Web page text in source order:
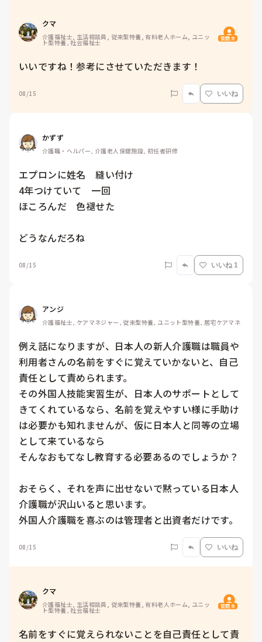
クマ
介護福祉士, 生活相談員, 従来型特養, 有料老人ホーム, ユニッ
ト型特養, 社会福祉士 質問主
いいですね！参考にさせていただきます！
08/15 いいね
かずず
介護職・ヘルパー, 介護老人保健施設, 初任者研修
エプロンに姓名　縫い付け
4年つけていて　一回
ほころんだ　色褪せた
どうなんだろね
08/15 いいね 1
アンジ
介護福祉士, ケアマネジャー, 従来型特養, ユニット型特養, 居宅ケアマネ
例え話になりますが、日本人の新人介護職は職員や
利用者さんの名前をすぐに覚えていかないと、自己
責任として責められます。
その外国人技能実習生が、日本人のサポートとして
きてくれているなら、名前を覚えやすい様に手助け
は必要かも知れませんが、仮に日本人と同等の立場
として来ているなら
そんなおもてなし教育する必要あるのでしょうか？
おそらく、それを声に出せないで黙っている日本人
介護職が沢山いると思います。
外国人介護職を喜ぶのは管理者と出資者だけです。
08/15 いいね
クマ
介護福祉士, 生活相談員, 従来型特養, 有料老人ホーム, ユニッ
ト型特養, 社会福祉士 質問主
名前をすぐに覚えられないことを自己責任として責